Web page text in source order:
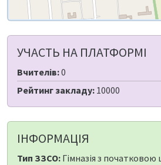
УЧАСТЬ НА ПЛАТФОРМІ
Вчителів:0
Рейтинг закладу: 10000
ІНФОРМАЦІЯ
Тип ЗЗСО: Гімназія з